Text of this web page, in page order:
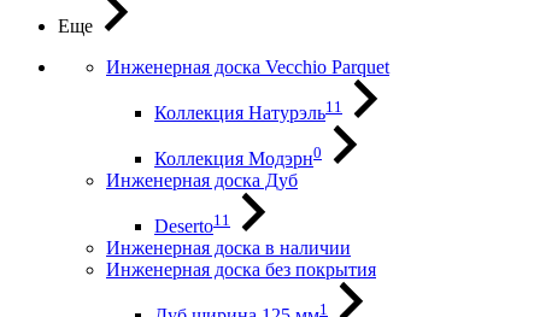
Еще
Инженерная доска Vecchio Parquet
Коллекция Натурэль11
Коллекция Модэрн0
Инженерная доска Дуб
Deserto11
Инженерная доска в наличии
Инженерная доска без покрытия
1